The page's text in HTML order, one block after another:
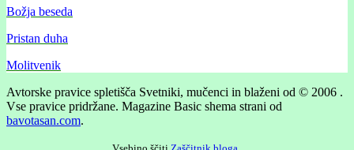
Božja beseda
Pristan duha
Molitvenik
Avtorske pravice spletišča Svetniki, mučenci in blaženi od © 2006 .
Vse pravice pridržane. Magazine Basic shema strani od
bavotasan.com.